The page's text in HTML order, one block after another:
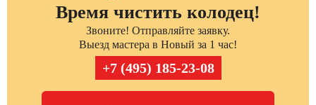
Время чистить колодец!
Звоните! Отправляйте заявку.
Выезд мастера в Новый за 1 час!
+7 (495) 185-23-08